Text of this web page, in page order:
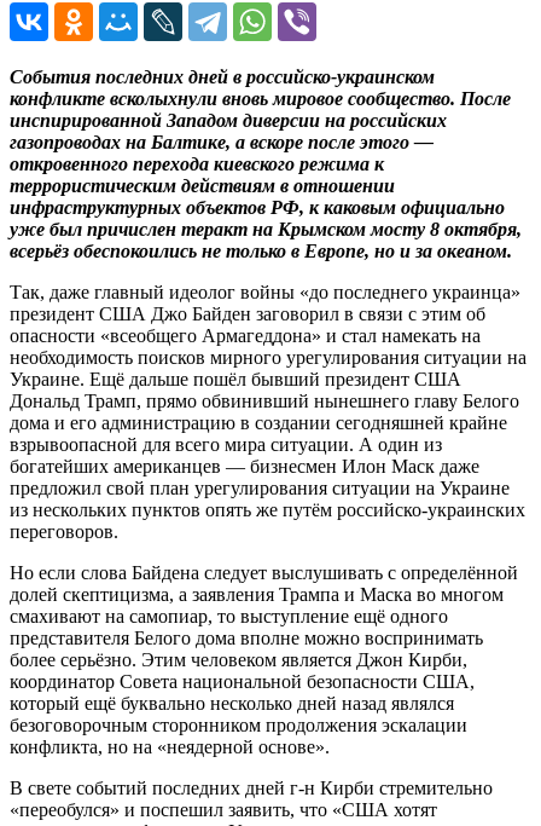
События последних дней в российско-украинском
конфликте всколыхнули вновь мировое сообщество. После
инспирированной Западом диверсии на российских
газопроводах на Балтике, а вскоре после этого —
откровенного перехода киевского режима к
террористическим действиям в отношении
инфраструктурных объектов РФ, к каковым официально
уже был причислен теракт на Крымском мосту 8 октября,
всерьёз обеспокоились не только в Европе, но и за океаном.
Так, даже главный идеолог войны «до последнего украинца»
президент США Джо Байден заговорил в связи с этим об
опасности «всеобщего Армагеддона» и стал намекать на
необходимость поисков мирного урегулирования ситуации на
Украине. Ещё дальше пошёл бывший президент США
Дональд Трамп, прямо обвинивший нынешнего главу Белого
дома и его администрацию в создании сегодняшней крайне
взрывоопасной для всего мира ситуации. А один из
богатейших американцев — бизнесмен Илон Маск даже
предложил свой план урегулирования ситуации на Украине
из нескольких пунктов опять же путём российско-украинских
переговоров.
Но если слова Байдена следует выслушивать с определённой
долей скептицизма, а заявления Трампа и Маска во многом
смахивают на самопиар, то выступление ещё одного
представителя Белого дома вполне можно воспринимать
более серьёзно. Этим человеком является Джон Кирби,
координатор Совета национальной безопасности США,
который ещё буквально несколько дней назад являлся
безоговорочным сторонником продолжения эскалации
конфликта, но на «неядерной основе».
В свете событий последних дней г-н Кирби стремительно
«переобулся» и поспешил заявить, что «США хотят